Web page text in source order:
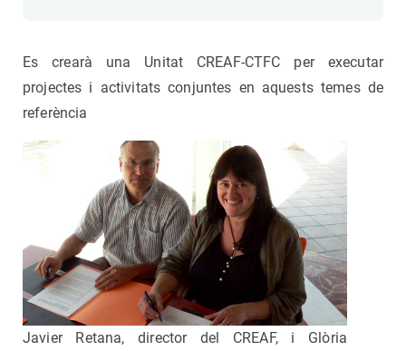
Es crearà una Unitat CREAF-CTFC per executar
projectes i activitats conjuntes en aquests temes de
referència
Javier Retana, director del CREAF, i Glòria